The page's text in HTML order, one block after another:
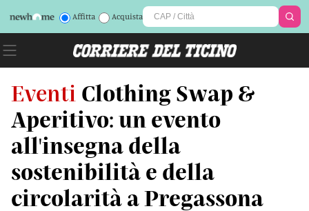
Affitta Acquista
Eventi Clothing Swap &
Aperitivo: un evento
all'insegna della
sostenibilità e della
circolarità a Pregassona